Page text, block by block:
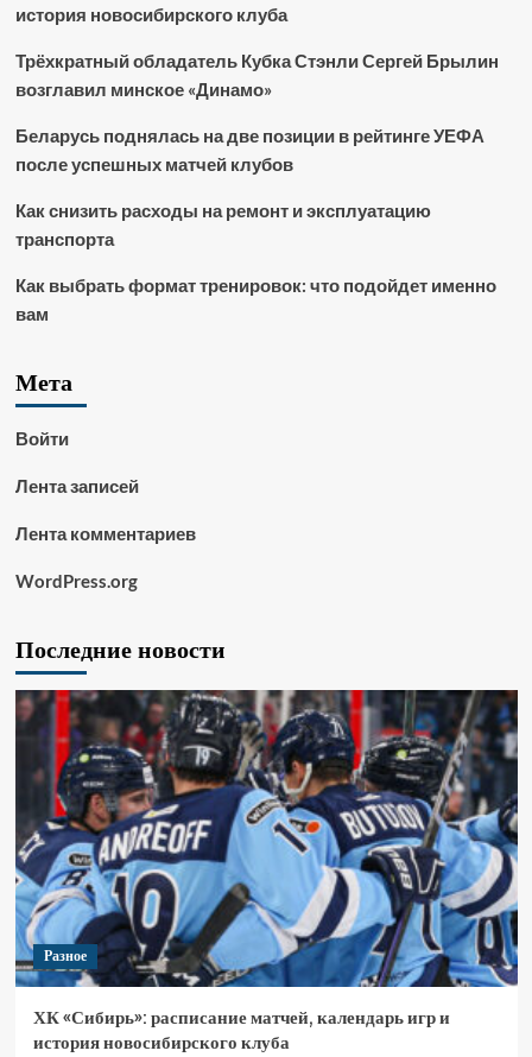
история новосибирского клуба
Трёхкратный обладатель Кубка Стэнли Сергей Брылин
возглавил минское «Динамо»
Беларусь поднялась на две позиции в рейтинге УЕФА
после успешных матчей клубов
Как снизить расходы на ремонт и эксплуатацию
транспорта
Как выбрать формат тренировок: что подойдет именно
вам
Мета
Войти
Лента записей
Лента комментариев
WordPress.org
Последние новости
Разное
ХК «Сибирь»: расписание матчей, календарь игр и
история новосибирского клуба